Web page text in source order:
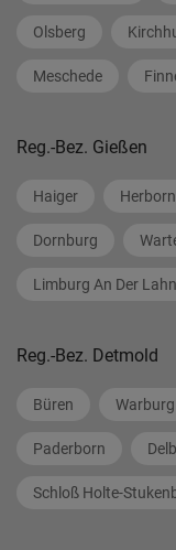
Olsberg
Meschede
Reg.-Bez. Gießen
Haiger Herborn
Dornburg
Limburg An Der Lahn
Reg.-Bez. Detmold
Büren Warburg
Paderborn
Schloß Holte-